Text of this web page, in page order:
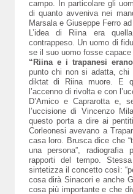
campo. In particolare gli
di quanto avveniva nei
Marsala e Giuseppe Ferro ad
L’idea di Riina era
contrappeso. Un uomo di
se il suo uomo fosse
“Riina e i trapanesi
punto chi non si adatta,
diktat di Riina muore. E
l’accenno di rivolta e con
D’Amico e Caprarotta e,
l’uccisione di Vincenzo
questo porta a dire ai
Corleonesi avevano a
casa loro. Brusca dice che
una persona”,
rapporti del tempo.
sintetizza il concetto così:
cosa dirà Sinacori e anche
cosa più importante e che